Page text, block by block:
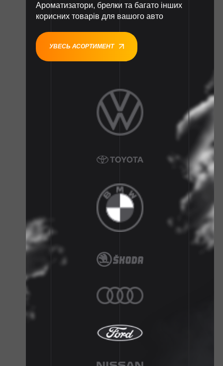
Ароматизатори, брелки та багато інших
корисних товарів для вашого авто
УВЕСЬ АСОРТИМЕНТ